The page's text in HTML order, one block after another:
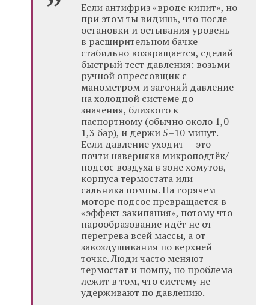
Если антифриз «вроде кипит», но
при этом ты видишь, что после
остановки и остывания уровень
в расширительном бачке
стабильно возвращается, сделай
быстрый тест давления: возьми
ручной опрессовщик с
манометром и загоняй давление
на холодной системе до
значения, близкого к
паспортному (обычно около 1,0–
1,3 бар), и держи 5–10 минут.
Если давление уходит — это
почти наверняка микроподтёк/
подсос воздуха в зоне хомутов,
корпуса термостата или
сальника помпы. На горячем
моторе подсос превращается в
«эффект закипания», потому что
парообразование идёт не от
перегрева всей массы, а от
завоздушивания по верхней
точке. Люди часто меняют
термостат и помпу, но проблема
лежит в том, что систему не
удерживают по давлению.